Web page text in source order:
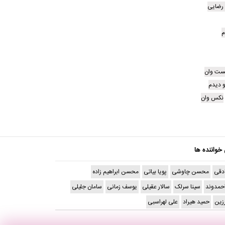
وان
دیدم
نکس وان
خواننده ها
محسن چاوشی پویا بیاتی محسن ابراهیم زاده
سینا سرلک سالار عقیلی یوسف زمانی سامان جلیلی
حمید هیراد علی لهراسبی